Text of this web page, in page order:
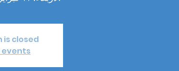
is closed
events